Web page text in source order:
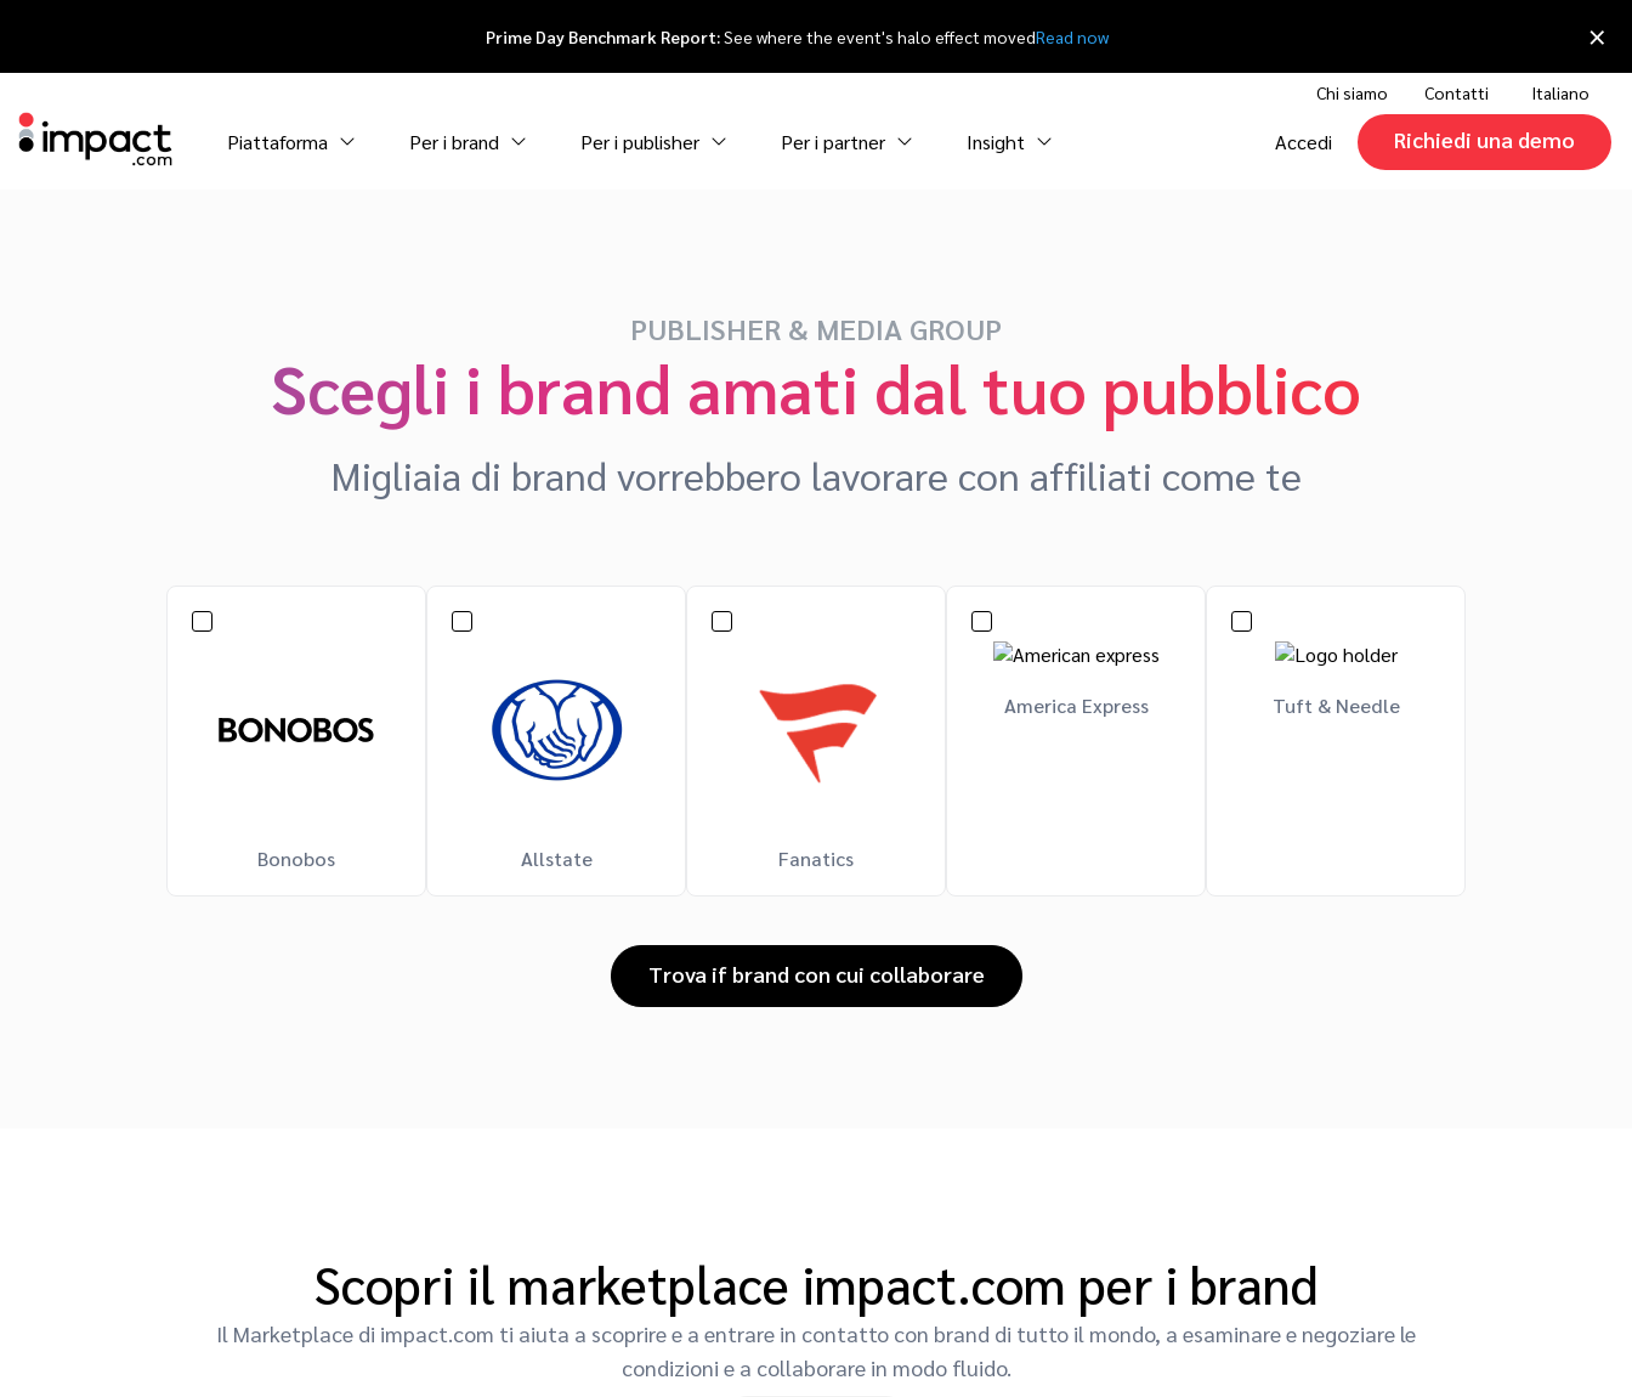
Prime Day Benchmark Report:See where the event's halo effect movedRead now ×
Chi siamo Contatti Italiano
Piattaforma Per i brand Per i publisher Per i partner Insight Accedi Richiedi una demo
PUBLISHER & MEDIA GROUP
Scegli i brand amati dal tuo pubblico
Migliaia di brand vorrebbero lavorare con affiliati come te
Bonobos Allstate Fanatics
America Express Tuft & Needle
Trova if brand con cui collaborare
Scopri il marketplace impact.com per i brand
Il Marketplace di impact.com ti aiuta a scoprire e a entrare in contatto con brand di tutto il mondo, a esaminare e negoziare le
condizioni e a collaborare in modo fluido.